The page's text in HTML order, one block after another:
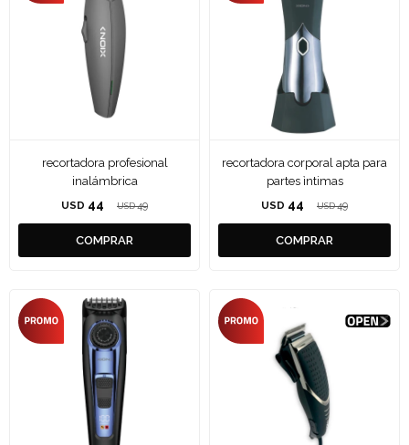
recortadora profesional
inalámbrica
USD 44 USD 49
recortadora corporal apta para
partes ìntimas
USD 44 USD 49